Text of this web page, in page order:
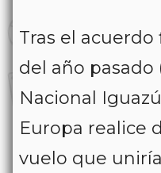
Tras el
del año pasado
Nacional
Europa realice
vuelo que